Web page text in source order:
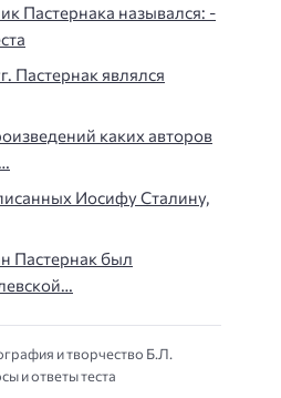
Пастернака назывался: -
Пастернак являлся
каких авторов
Иосифу Сталину,
Пастернак был
и творчество Б.Л.
и ответы теста